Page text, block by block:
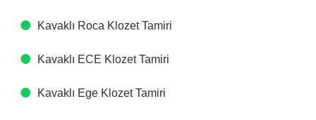
Kavaklı Roca Klozet Tamiri
Kavaklı ECE Klozet Tamiri
Kavaklı Ege Klozet Tamiri